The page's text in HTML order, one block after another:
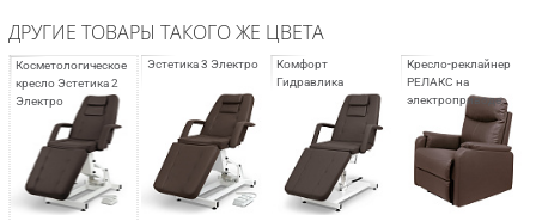
ДРУГИЕ ТОВАРЫ ТАКОГО ЖЕ ЦВЕТА